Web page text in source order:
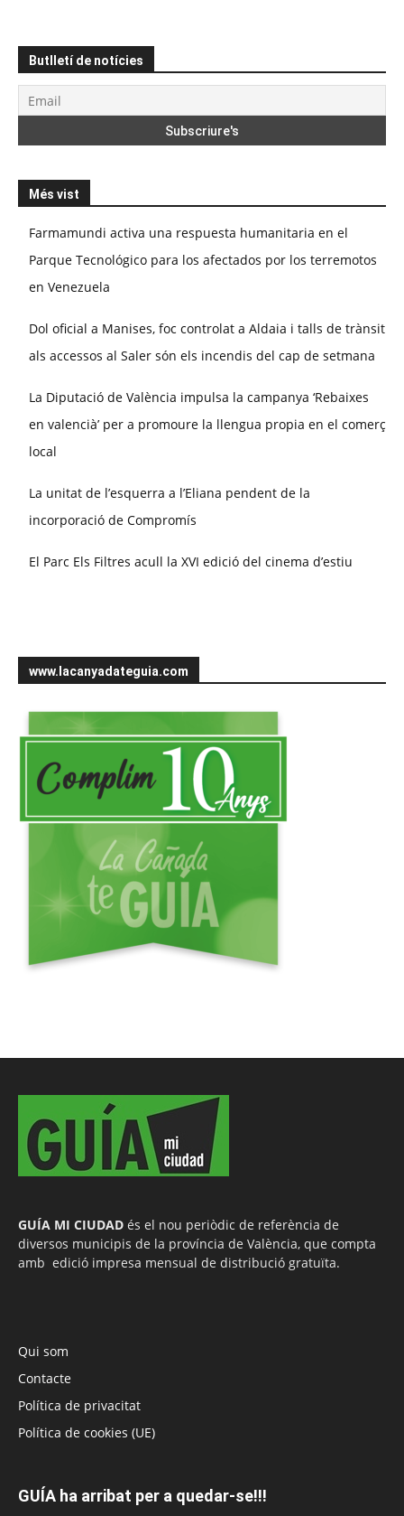
Butlletí de notícies
Més vist
Farmamundi activa una respuesta humanitaria en el
Parque Tecnológico para los afectados por los terremotos
en Venezuela
Dol oficial a Manises, foc controlat a Aldaia i talls de trànsit
als accessos al Saler són els incendis del cap de setmana
La Diputació de València impulsa la campanya ‘Rebaixes
en valencià’ per a promoure la llengua propia en el comerç
local
La unitat de l’esquerra a l’Eliana pendent de la
incorporació de Compromís
El Parc Els Filtres acull la XVI edició del cinema d’estiu
www.lacanyadateguia.com
GUÍA MI CIUDAD és el nou periòdic de referència de
diversos municipis de la província de València, que compta
amb edició impresa mensual de distribució gratuïta.
Qui som
Contacte
Política de privacitat
Política de cookies (UE)
GUÍA ha arribat per a quedar-se!!!